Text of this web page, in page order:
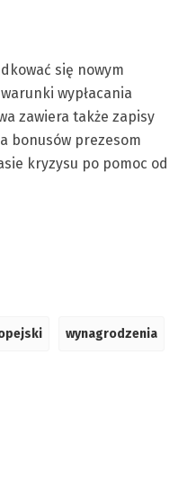
się nowym
wypłacania
zawiera także zapisy
bonusów prezesom
kryzysu po pomoc od
wynagrodzenia